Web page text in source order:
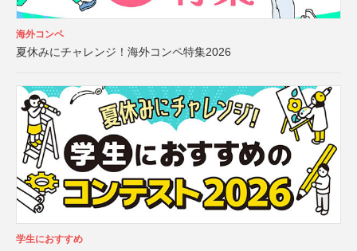
海外コンペ
夏休みにチャレンジ！海外コンペ特集2026
学生におすすめ